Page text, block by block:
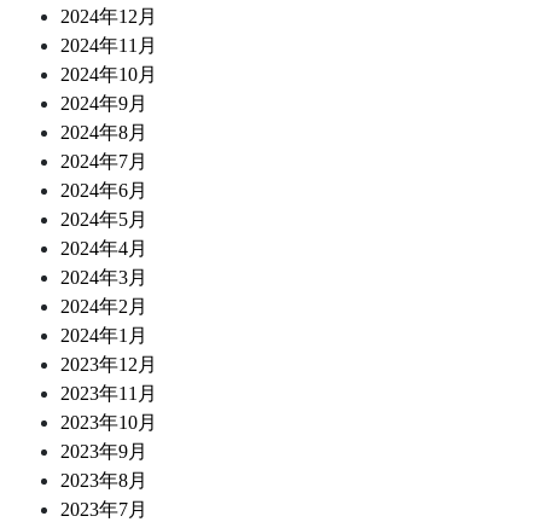
2024年12月
2024年11月
2024年10月
2024年9月
2024年8月
2024年7月
2024年6月
2024年5月
2024年4月
2024年3月
2024年2月
2024年1月
2023年12月
2023年11月
2023年10月
2023年9月
2023年8月
2023年7月